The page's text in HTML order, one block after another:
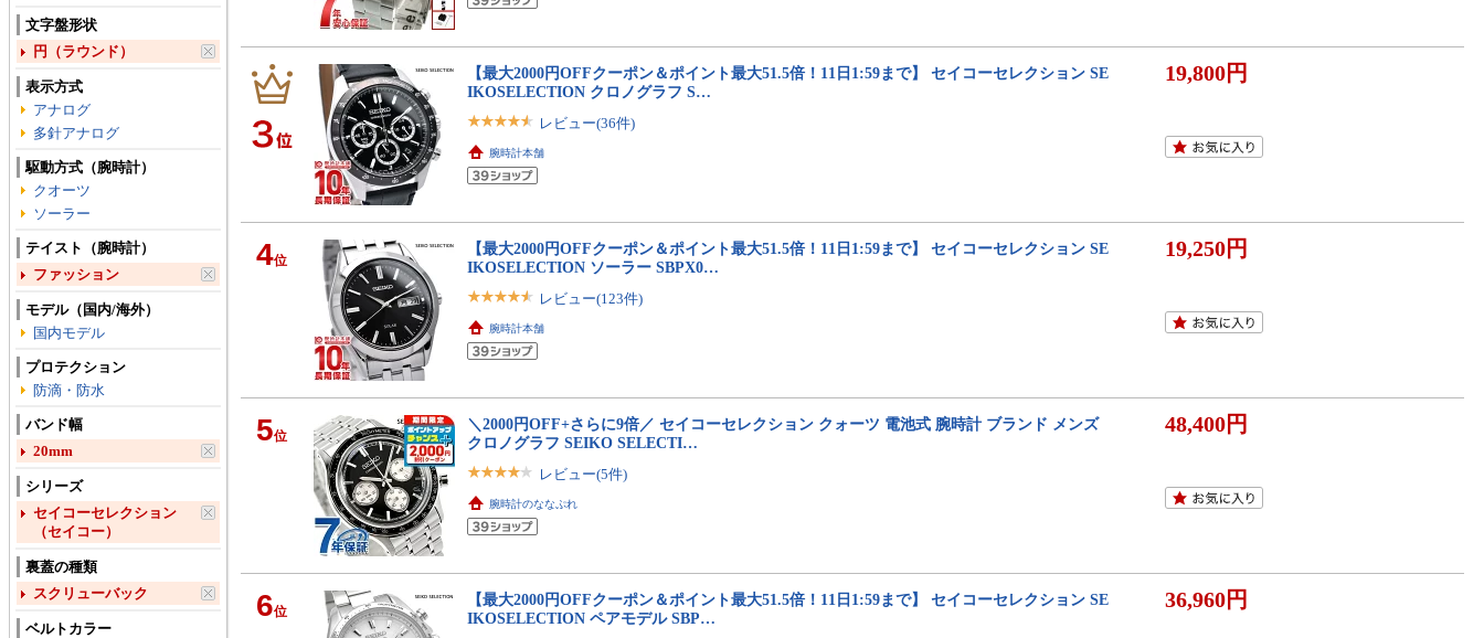
【最大2000円OFFクーポン＆ポイント最大51.5倍！11日1:59まで】 セイコーセレクション SE
IKOSELECTION クロノグラフ S…
レビュー(36件)
腕時計本舗
19,800円
4位
【最大2000円OFFクーポン＆ポイント最大51.5倍！11日1:59まで】 セイコーセレクション SE
IKOSELECTION ソーラー SBPX0…
レビュー(123件)
腕時計本舗
19,250円
5位
＼2000円OFF+さらに9倍／ セイコーセレクション クォーツ 電池式 腕時計 ブランド メンズ
クロノグラフ SEIKO SELECTI…
レビュー(5件)
腕時計のななぷれ
48,400円
6位
【最大2000円OFFクーポン＆ポイント最大51.5倍！11日1:59まで】 セイコーセレクション SE
IKOSELECTION ペアモデル SBP…
36,960円
文字盤形状
円（ラウンド）
表示方式
アナログ
多針アナログ
駆動方式（腕時計）
クオーツ
ソーラー
テイスト（腕時計）
ファッション
モデル（国内/海外）
国内モデル
プロテクション
防滴・防水
バンド幅
20mm
シリーズ
セイコーセレクション
（セイコー）
裏蓋の種類
スクリューバック
ベルトカラー